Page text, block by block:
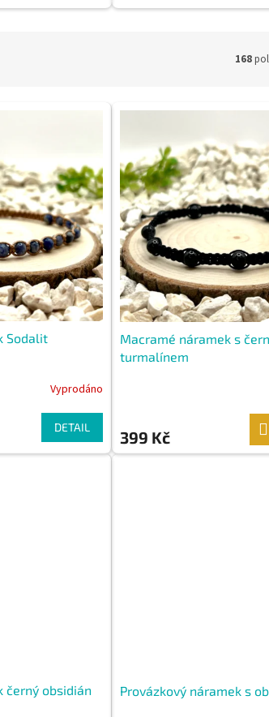
168
Sodalit
Vyprodáno
DETAIL
Macramé náramek s
turmalínem
399 Kč
černý obsidián Provázkový náramek s